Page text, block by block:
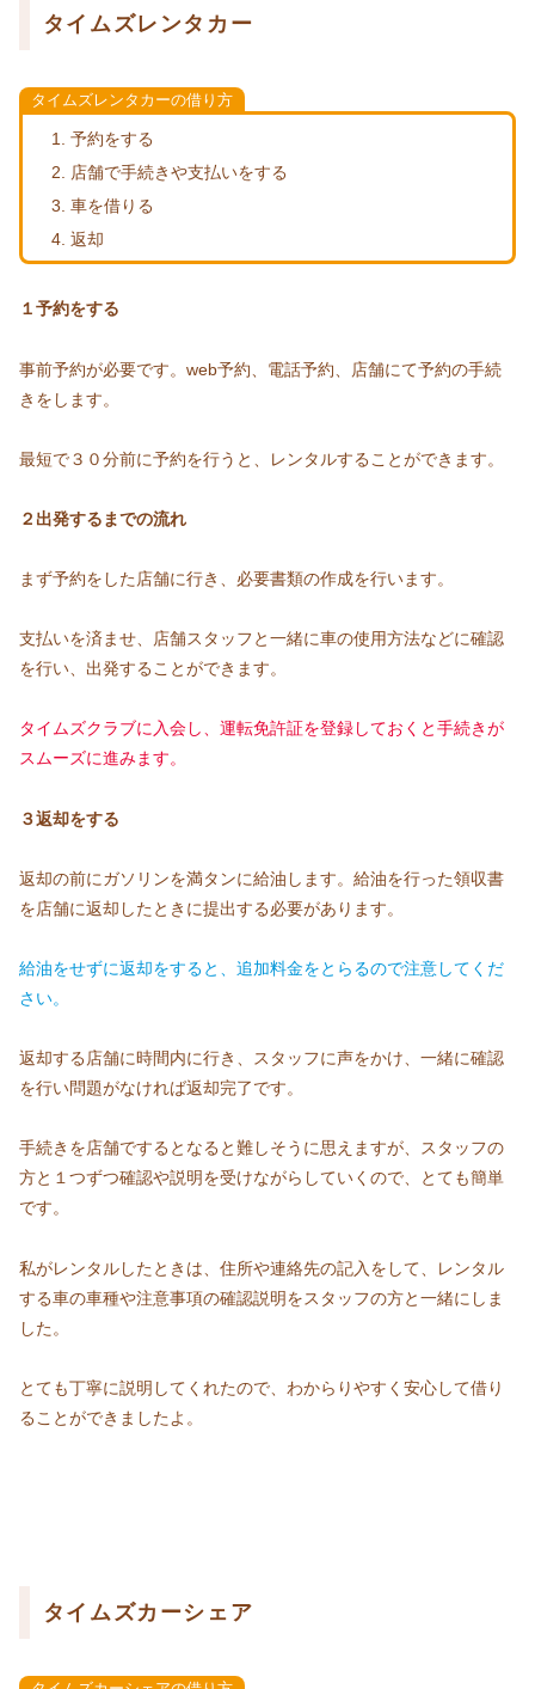
タイムズレンタカー
タイムズレンタカーの借り方
予約をする
店舗で手続きや支払いをする
車を借りる
返却
１予約をする
事前予約が必要です。web予約、電話予約、店舗にて予約の手続
きをします。
最短で３０分前に予約を行うと、レンタルすることができます。
２出発するまでの流れ
まず予約をした店舗に行き、必要書類の作成を行います。
支払いを済ませ、店舗スタッフと一緒に車の使用方法などに確認
を行い、出発することができます。
タイムズクラブに入会し、運転免許証を登録しておくと手続きが
スムーズに進みます。
３返却をする
返却の前にガソリンを満タンに給油します。給油を行った領収書
を店舗に返却したときに提出する必要があります。
給油をせずに返却をすると、追加料金をとらるので注意してくだ
さい。
返却する店舗に時間内に行き、スタッフに声をかけ、一緒に確認
を行い問題がなければ返却完了です。
手続きを店舗でするとなると難しそうに思えますが、スタッフの
方と１つずつ確認や説明を受けながらしていくので、とても簡単
です。
私がレンタルしたときは、住所や連絡先の記入をして、レンタル
する車の車種や注意事項の確認説明をスタッフの方と一緒にしま
した。
とても丁寧に説明してくれたので、わからりやすく安心して借り
ることができましたよ。
タイムズカーシェア